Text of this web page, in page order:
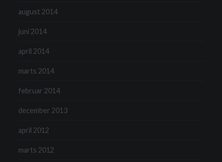
august 2014
juni 2014
april 2014
marts 2014
februar 2014
december 2013
april 2012
marts 2012